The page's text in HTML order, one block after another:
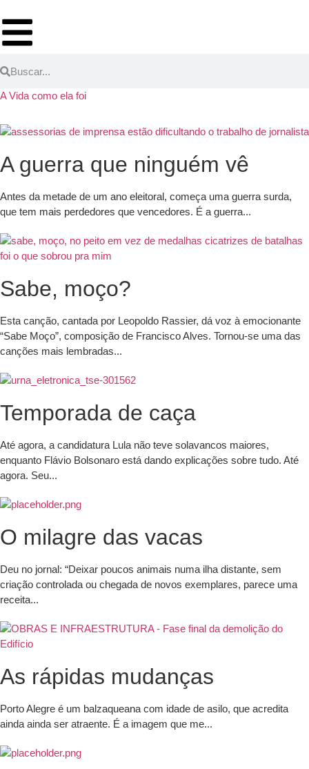
A Vida como ela foi
A guerra que ninguém vê
Antes da metade de um ano eleitoral, começa uma guerra surda,
que tem mais perdedores que vencedores. É a guerra...
Sabe, moço?
Esta canção, cantada por Leopoldo Rassier, dá voz à emocionante
“Sabe Moço”, composição de Francisco Alves. Tornou-se uma das
canções mais lembradas...
Temporada de caça
Até agora, a candidatura Lula não teve solavancos maiores,
enquanto Flávio Bolsonaro está dando explicações sobre tudo. Até
agora. Seu...
O milagre das vacas
Deu no jornal: “Deixar poucos animais numa ilha distante, sem
criação controlada ou chegada de novos exemplares, parece uma
receita...
As rápidas mudanças
Porto Alegre é um balzaqueana com idade de asilo, que acredita
ainda ainda ser atraente. É a imagem que me...